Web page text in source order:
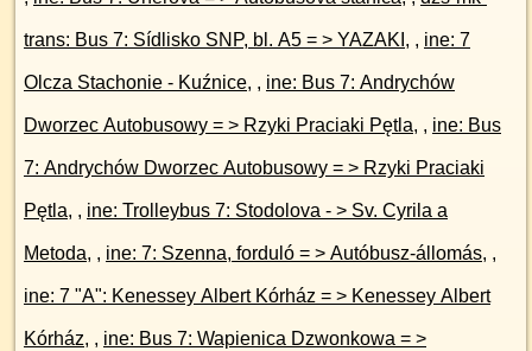
trans: Bus 7: Sídlisko SNP, bl. A5 = > YAZAKI , , ine: 7
Olcza Stachonie - Kuźnice, , ine: Bus 7: Andrychów
Dworzec Autobusowy = > Rzyki Praciaki Pętla, , ine: Bus
7: Andrychów Dworzec Autobusowy = > Rzyki Praciaki
Pętla, , ine: Trolleybus 7: Stodolova - > Sv. Cyrila a
Metoda, , ine: 7: Szenna, forduló = > Autóbusz-állomás, ,
ine: 7 "A": Kenessey Albert Kórház = > Kenessey Albert
Kórház, , ine: Bus 7: Wapienica Dzwonkowa = >